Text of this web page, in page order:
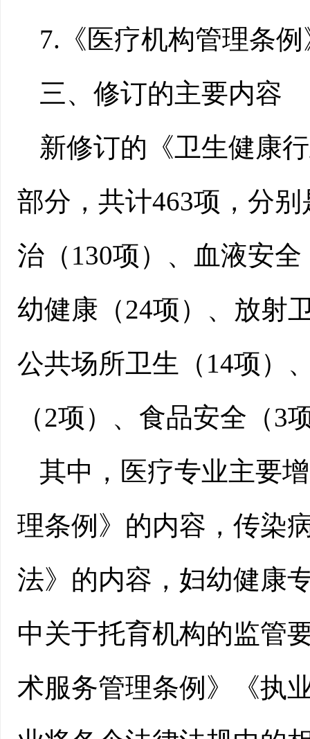
7.《医疗机构管理条例
三、修订的主要内容
新修订的《卫生健康
部分，共计463项，分
治（130项）、血液安
幼健康（24项）、放射
公共场所卫生（14项）
（2项）、食品安全（3
其中，医疗专业主要
理条例》的内容，传染
法》的内容，妇幼健康
中关于托育机构的监管
术服务管理条例》《执